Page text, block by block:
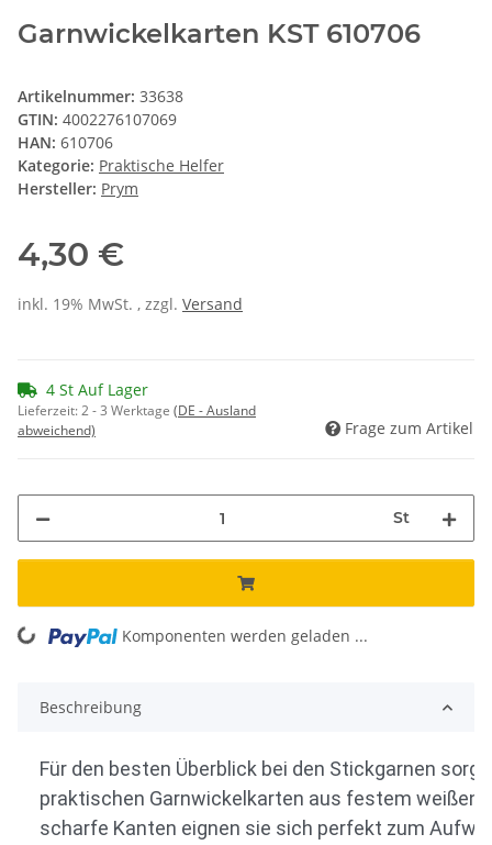
Garnwickelkarten KST 610706
Artikelnummer: 33638
GTIN: 4002276107069
HAN: 610706
Kategorie: Praktische Helfer
Hersteller: Prym
4,30 €
inkl. 19% MwSt. , zzgl. Versand
4 St Auf Lager
Lieferzeit:2 - 3 Werktage (DE - Ausland
abweichend)
Frage zum Artikel
St
Loading... Komponenten werden geladen ...
Beschreibung
Für den besten Überblick bei den Stickgarnen
praktischen Garnwickelkarten aus festem weißen
scharfe Kanten eignen sie sich perfekt zum